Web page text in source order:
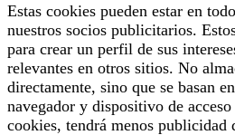
Estas cookies pueden estar en
nuestros socios publicitarios.
para crear un perfil de sus
relevantes en otros sitios. No
directamente, sino que se basan
navegador y dispositivo de
cookies, tendrá menos publicidad